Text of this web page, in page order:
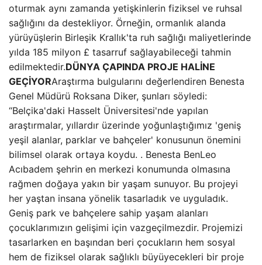
oturmak aynı zamanda yetişkinlerin fiziksel ve ruhsal
sağlığını da destekliyor. Örneğin, ormanlık alanda
yürüyüşlerin Birleşik Krallık'ta ruh sağlığı maliyetlerinde
yılda 185 milyon £ tasarruf sağlayabileceği tahmin
edilmektedir.DÜNYA ÇAPINDA PROJE HALİNE
GEÇİYORAraştırma bulgularını değerlendiren Benesta
Genel Müdürü Roksana Diker, şunları söyledi:
“Belçika'daki Hasselt Üniversitesi'nde yapılan
araştırmalar, yıllardır üzerinde yoğunlaştığımız 'geniş
yeşil alanlar, parklar ve bahçeler' konusunun önemini
bilimsel olarak ortaya koydu. . Benesta BenLeo
Acıbadem şehrin en merkezi konumunda olmasına
rağmen doğaya yakın bir yaşam sunuyor. Bu projeyi
her yaştan insana yönelik tasarladık ve uyguladık.
Geniş park ve bahçelere sahip yaşam alanları
çocuklarımızın gelişimi için vazgeçilmezdir. Projemizi
tasarlarken en başından beri çocukların hem sosyal
hem de fiziksel olarak sağlıklı büyüyecekleri bir proje